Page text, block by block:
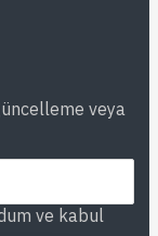
veya
ve kabul